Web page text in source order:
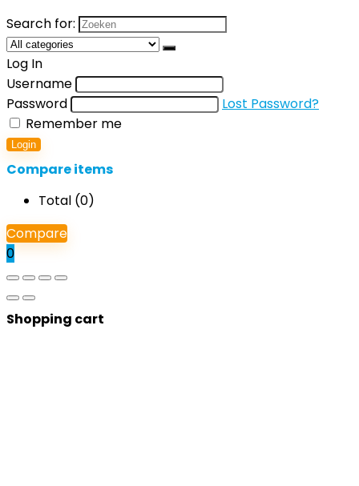
Search for:
Log In
Username
Password
Lost Password?
Remember me
Login
Compare items
Total (0)
Compare
0
Shopping cart